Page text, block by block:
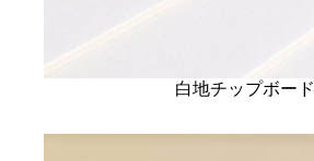
白地チップボード